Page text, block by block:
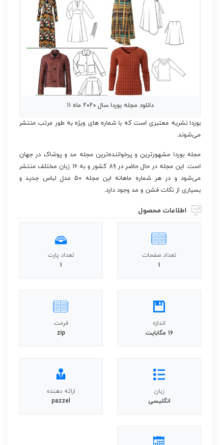
دانلود مجله بوردا سال ۲۰۲۰ ماه ۱۱
بوردا نشریه معتبری است که با شماره های ویژه‌ به طور مرتب منتشر
می‌شوند.
مجله بوردا مشهورترین و پرخواننده‌ترین مجله مد و پوشاک در جهان
است. این مجله در حال حاضر در ۸۹ کشور و به ۱۶ زبان مختلف منتشر
می‌شود و در هر شماره ماهانه این مجله ۵۰ مدل لباس جدید و
بسیاری از نکات فشن و مد وجود دارد.
اطلاعات محصول
تعداد صفحات
1
تعداد پارت
1
اندازه
16 مگابایت
فرمت
zip
زبان
انگلیسی
ارائه دهنده
pazzel